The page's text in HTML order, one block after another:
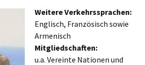
Weitere Verkehrssprachen:
Englisch, Französisch sowie
Armenisch
Mitgliedschaften:
u.a. Vereinte Nationen und